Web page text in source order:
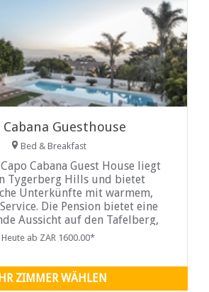
Cabana Guesthouse
Bed & Breakfast
Cabana Guest House liegt
Tygerberg Hills und bietet
Unterkünfte mit warmem,
Die Pension bietet eine
Aussicht auf den Tafelberg,
die
Heute ab ZAR 1600.00*
ZIMMER WÄHLEN